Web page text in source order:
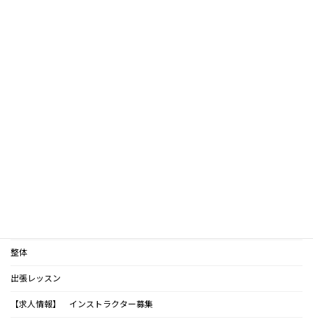
整体
出張レッスン
【求人情報】 インストラクター募集